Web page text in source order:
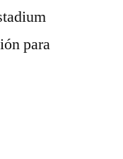
para